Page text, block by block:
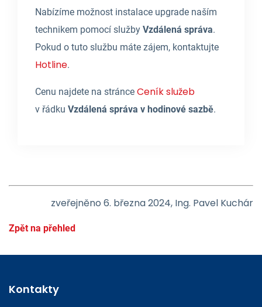
Nabízíme možnost instalace upgrade naším
technikem pomocí služby Vzdálená správa.
Pokud o tuto službu máte zájem, kontaktujte
Hotline.
Cenu najdete na stránce Ceník služeb
v řádku Vzdálená správa v hodinové sazbě.
zveřejněno 6. března 2024, Ing. Pavel Kuchár
Zpět na přehled
Kontakty